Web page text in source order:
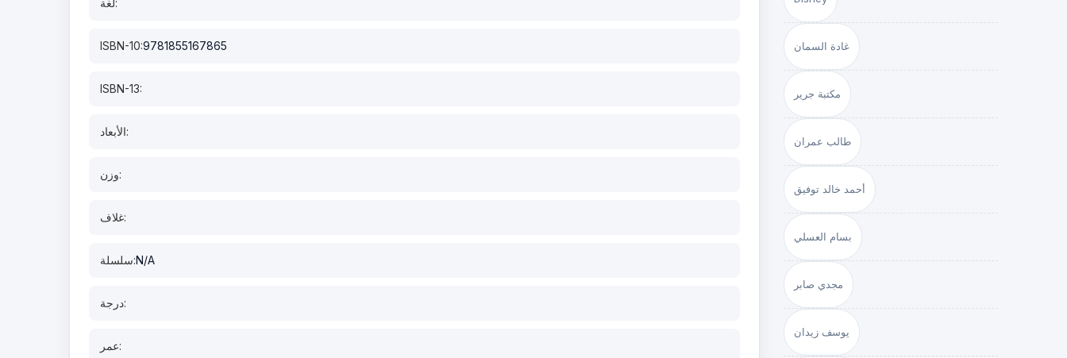
لغة:
ISBN-10:9781855167865
ISBN-13:
الأبعاد:
وزن:
غلاف:
سلسلة:N/A
درجة:
عمر:
غادة السمان
مكتبة جرير
طالب عمران
أحمد خالد توفيق
بسام العسلي
مجدي صابر
يوسف زيدان